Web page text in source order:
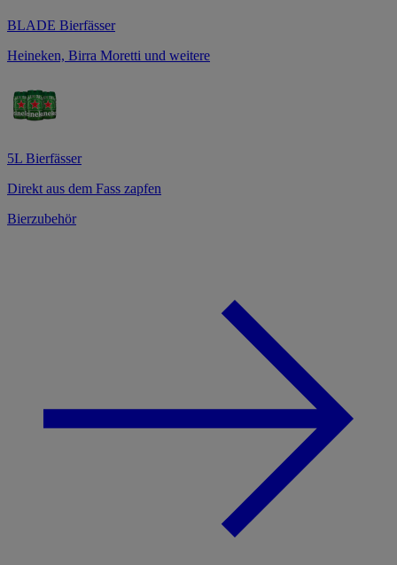
BLADE Bierfässer
Heineken, Birra Moretti und weitere
5L Bierfässer
Direkt aus dem Fass zapfen
Bierzubehör